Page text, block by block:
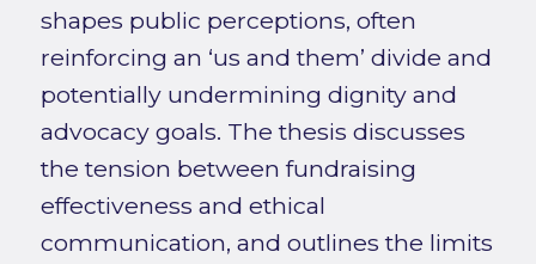
shapes public perceptions, often
reinforcing an ‘us and them’ divide and
potentially undermining dignity and
advocacy goals. The thesis discusses
the tension between fundraising
effectiveness and ethical
communication, and outlines the limits